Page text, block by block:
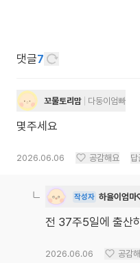
댓글7
꼬물토리맘 다둥이엄빠
몇주세요
2026.06.06 공감해요 답
작성자 하율이엄
전 37주5일에 출산
2026.06.06 공감